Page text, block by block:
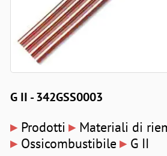
G II - 342GSS0003
▸ Prodotti ▸ Materiali di
▸ Ossicombustibile ▸ G II